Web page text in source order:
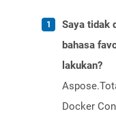
Saya tidak
bahasa
lakukan?
Docker